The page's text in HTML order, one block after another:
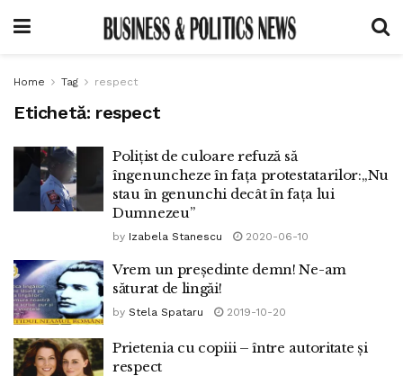
Home Tag respect
Etichetă: respect
Polițist de culoare refuză să
îngenuncheze în fața protestatarilor:„Nu
stau în genunchi decât în fața lui
Dumnezeu”
by Izabela Stanescu 2020-06-10
Vrem un președinte demn! Ne-am
săturat de lingăi!
by Stela Spataru 2019-10-20
Prietenia cu copiii – între autoritate și
respect